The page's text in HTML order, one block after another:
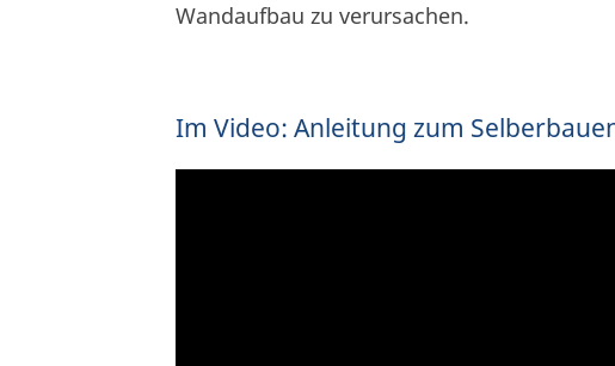
Wandaufbau zu verursachen.
Im Video: Anleitung zum